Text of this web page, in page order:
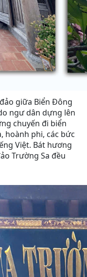
giữa Biển Đông
ngư dân dựng lên
chuyến đi biển
hoành phi, các bức
Việt. Bát hương
Trường Sa đều